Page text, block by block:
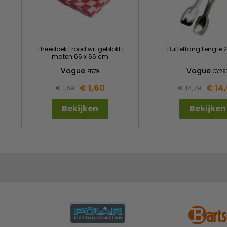
Theedoek | rood wit geblokt |
maten 66 x 66 cm
Vogue E579
€ 1,69
€ 1,60
Bekijken
Buffettang Lengte
Vogue
€ 14,79 €
Bekijken